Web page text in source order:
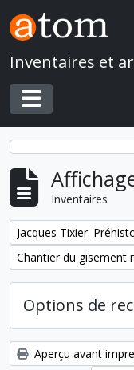
Skip to main content
Inventaires et
Toggle
Inventaires
Remove filter:
Jacques Tixier.
Remove filter:
Chantier du gisement
Options de
Aperçu avant